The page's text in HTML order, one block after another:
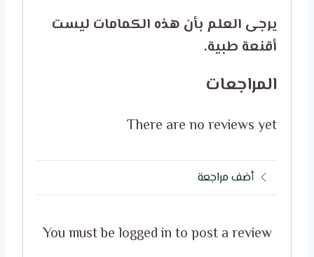
يرجى العلم بأن هذه الكمامات ليست
أقنعة طبية.
المراجعات
There are no reviews yet
أضف مراجعة
You must be logged in to post a review